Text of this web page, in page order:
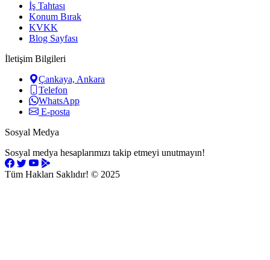
İş Tahtası
Konum Bırak
KVKK
Blog Sayfası
İletişim Bilgileri
Çankaya, Ankara
Telefon
WhatsApp
E-posta
Sosyal Medya
Sosyal medya hesaplarımızı takip etmeyi unutmayın!
Tüm Hakları Saklıdır! © 2025